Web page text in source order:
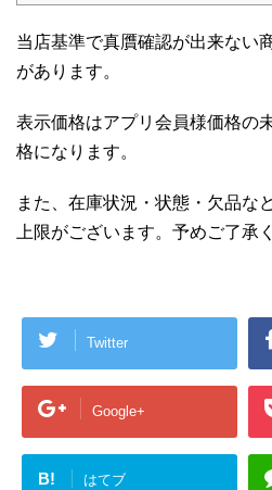
当店基準で真贋確認が出来ない
があります。
表示価格はアプリ会員様価格の
格になります。
また、在庫状況・状態・欠品な
上限がございます。予めご了承
Twitter
Google+
B! はてブ